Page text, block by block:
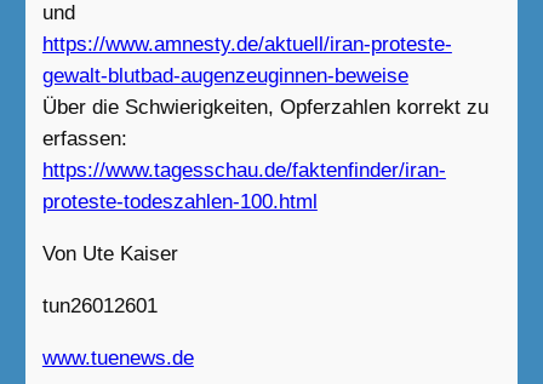
und
https://www.amnesty.de/aktuell/iran-proteste-
gewalt-blutbad-augenzeuginnen-beweise
Über die Schwierigkeiten, Opferzahlen korrekt zu
erfassen:
https://www.tagesschau.de/faktenfinder/iran-
proteste-todeszahlen-100.html
Von Ute Kaiser
tun26012601
www.tuenews.de